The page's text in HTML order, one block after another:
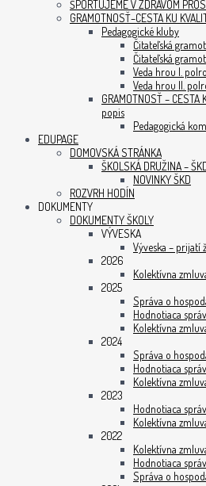
ŠPORTUJEME V ZDRAVOM
GRAMOTNOSŤ–CESTA KU
Pedagogické kluby
Čitateľská
Čitateľská
Veda hrou I.
Veda hrou II.
GRAMOTNOSŤ – CESTA
popis
Pedagogická
EDUPAGE
DOMOVSKÁ STRÁNKA
ŠKOLSKÁ DRUŽINA –
NOVINKY ŠKD
ROZVRH HODÍN
DOKUMENTY
DOKUMENTY ŠKOLY
VÝVESKA
Výveska – prijatí
2026
Kolektívna
2025
Správa o
Hodnotiaca
Kolektívna
2024
Správa o
Hodnotiaca
Kolektívna
2023
Hodnotiaca
Kolektívna
2022
Kolektívna
Hodnotiaca
Správa o